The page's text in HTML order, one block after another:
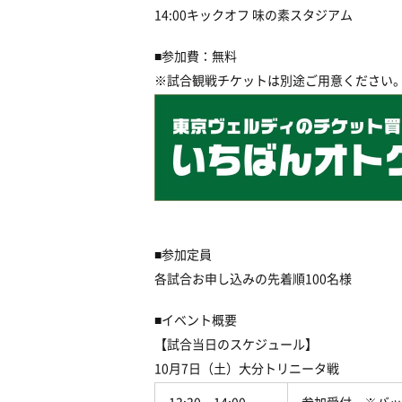
14:00キックオフ 味の素スタジアム
■参加費：無料
※試合観戦チケットは別途ご用意ください
■参加定員
各試合お申し込みの先着順100名様
■イベント概要
【試合当日のスケジュール】
10月7日（土）大分トリニータ戦